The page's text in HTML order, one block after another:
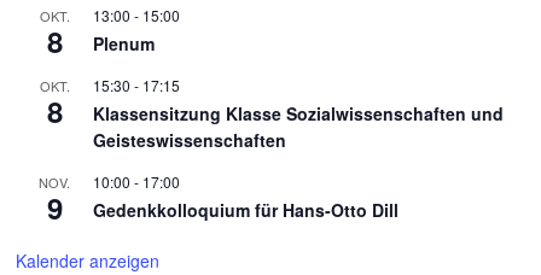
OKT.
8
13:00 - 15:00
Plenum
OKT.
8
15:30 - 17:15
Klassensitzung Klasse Sozialwissenschaften und
Geisteswissenschaften
NOV.
9
10:00 - 17:00
Gedenkkolloquium für Hans-Otto Dill
Kalender anzeigen